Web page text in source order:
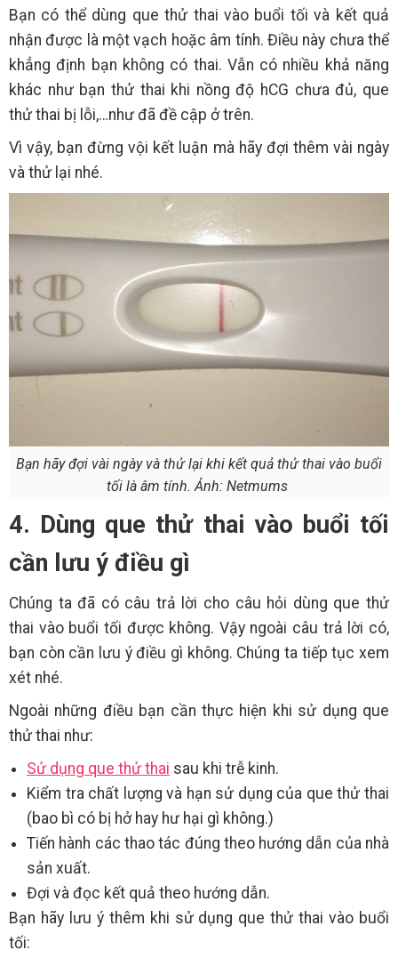
Bạn có thể dùng que thử thai vào buổi tối và kết quả
nhận được là một vạch hoặc âm tính. Điều này chưa thể
khẳng định bạn không có thai. Vẫn có nhiều khả năng
khác như bạn thử thai khi nồng độ hCG chưa đủ, que
thử thai bị lỗi,…như đã đề cập ở trên.
Vì vậy, bạn đừng vội kết luận mà hãy đợi thêm vài ngày
và thử lại nhé.
Bạn hãy đợi vài ngày và thử lại khi kết quả thử thai vào buổi
tối là âm tính. Ảnh: Netmums
4. Dùng que thử thai vào buổi tối
cần lưu ý điều gì
Chúng ta đã có câu trả lời cho câu hỏi dùng que thử
thai vào buổi tối được không. Vậy ngoài câu trả lời có,
bạn còn cần lưu ý điều gì không. Chúng ta tiếp tục xem
xét nhé.
Ngoài những điều bạn cần thực hiện khi sử dụng que
thử thai như:
Sử dụng que thử thai sau khi trễ kinh.
Kiểm tra chất lượng và hạn sử dụng của que thử thai
(bao bì có bị hở hay hư hại gì không.)
Tiến hành các thao tác đúng theo hướng dẫn của nhà
sản xuất.
Đợi và đọc kết quả theo hướng dẫn.
Bạn hãy lưu ý thêm khi sử dụng que thử thai vào buổi
tối: